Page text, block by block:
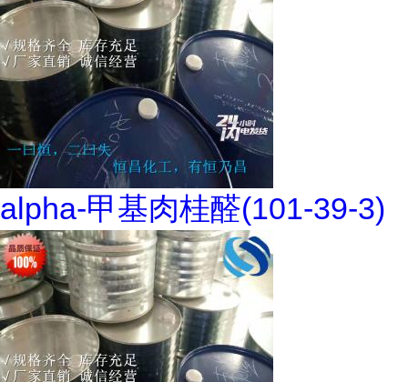
alpha-甲基肉桂醛(101-39-3)